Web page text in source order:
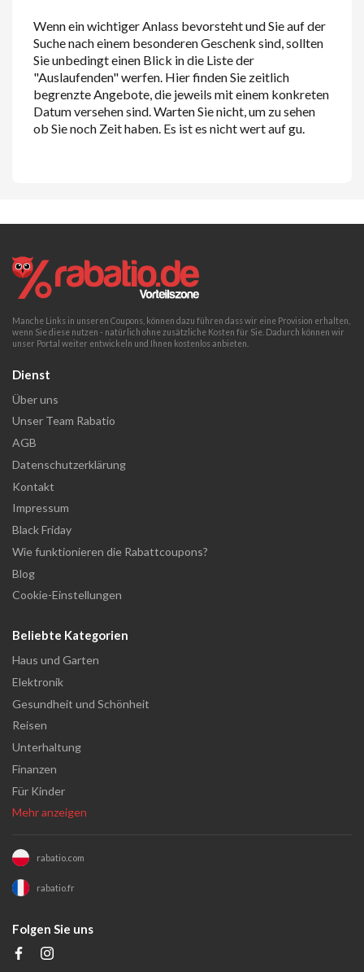
Wenn ein wichtiger Anlass bevorsteht und Sie auf der
Suche nach einem besonderen Geschenk sind, sollten
Sie unbedingt einen Blick in die Liste der
"Auslaufenden" werfen. Hier finden Sie zeitlich
begrenzte Angebote, die jeweils mit einem konkreten
Datum versehen sind. Warten Sie nicht, um zu sehen
ob Sie noch Zeit haben. Es ist es nicht wert auf gu.
Manche Links in unseren Coupons, können dazu führen dass wir eine Provision erhalten,
wenn Sie diese nutzen - natürlich ohne zusätzliche Kosten für Sie. Dadurch können wir
unser Portal weiter entwickeln und Ihnen kostenlos anbieten.
Dienst
Über uns
Unser Team Rabatio
AGB
Datenschutzerklärung
Kontakt
Impressum
Black Friday
Wie funktionieren die Rabattcoupons?
Blog
Cookie-Einstellungen
Beliebte Kategorien
Haus und Garten
Elektronik
Gesundheit und Schönheit
Reisen
Unterhaltung
Finanzen
Für Kinder
Mehr anzeigen
rabatio.com
rabatio.fr
Folgen Sie uns